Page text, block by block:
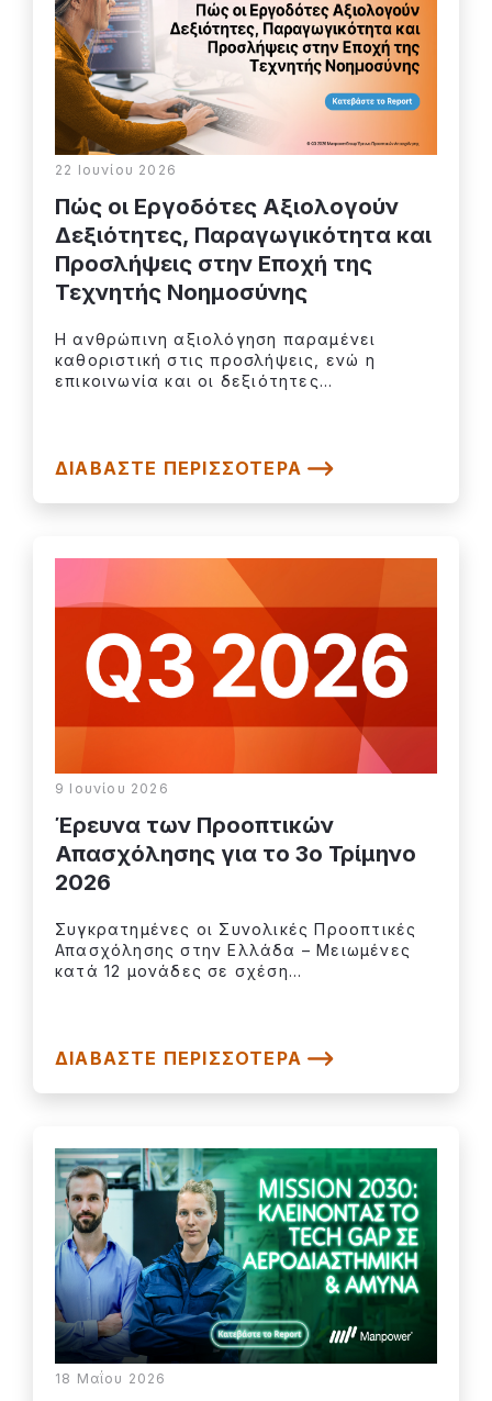
22 Ιουνίου 2026
Πώς οι Εργοδότες Αξιολογούν
Δεξιότητες, Παραγωγικότητα και
Προσλήψεις στην Εποχή της
Τεχνητής Νοημοσύνης
Η ανθρώπινη αξιολόγηση παραμένει
καθοριστική στις προσλήψεις, ενώ η
επικοινωνία και οι δεξιότητες...
ΔΙΑΒΆΣΤΕ ΠΕΡΙΣΣΌΤΕΡΑ
9 Ιουνίου 2026
Έρευνα των Προοπτικών
Απασχόλησης για το 3o Τρίμηνο
2026
Συγκρατημένες οι Συνολικές Προοπτικές
Απασχόλησης στην Ελλάδα – Μειωμένες
κατά 12 μονάδες σε σχέση...
ΔΙΑΒΆΣΤΕ ΠΕΡΙΣΣΌΤΕΡΑ
18 Μαΐου 2026